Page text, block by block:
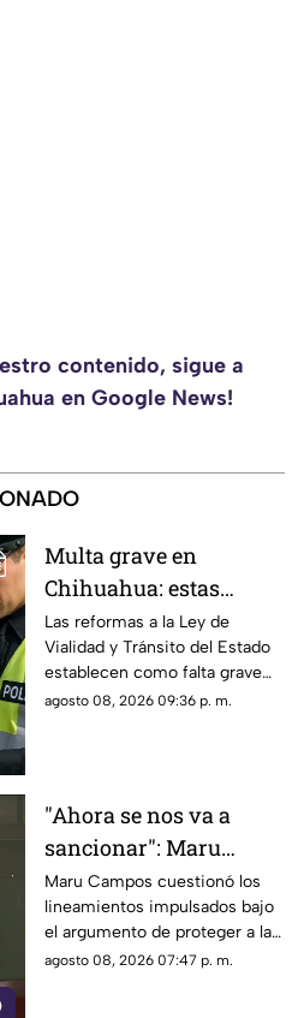
contenido, sigue a
en Google News!
Multa grave en
Chihuahua: estas
velocidades ya pueden
generar sanciones más
severas
Las reformas a la Ley de
Vialidad y Tránsito del Estado
establecen como falta grave
superar en 25 kilómetros por
agosto 08, 2026 09:36 p. m.
"Ahora se nos va a
sancionar": Maru
Campos acusa censura
en nuevos
lineamientos para
medios
Maru Campos cuestionó los
lineamientos impulsados bajo
el argumento de proteger a las
audiencias y afirmó que
agosto 08, 2026 07:47 p. m.